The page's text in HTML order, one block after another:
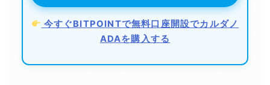
今すぐBITPOINTで無料口座開設でカルダノ
ADAを購入する